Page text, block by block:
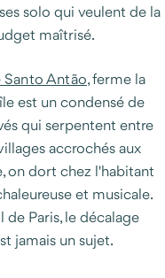
solo qui veulent de la
maîtrisé.
Antão, ferme la
est un condensé de
qui serpentent entre
accrochés aux
on dort chez l'habitant
et musicale.
de Paris, le décalage
jamais un sujet.